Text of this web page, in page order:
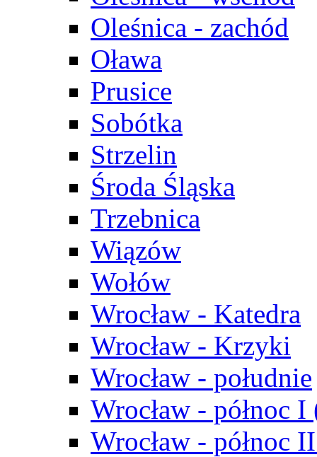
Oleśnica - zachód
Oława
Prusice
Sobótka
Strzelin
Środa Śląska
Trzebnica
Wiązów
Wołów
Wrocław - Katedra
Wrocław - Krzyki
Wrocław - południe
Wrocław - północ
Wrocław - północ